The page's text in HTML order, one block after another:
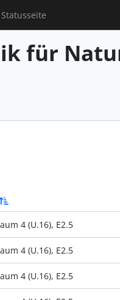
für
4 (U.16), E2.5
4 (U.16), E2.5
4 (U.16), E2.5